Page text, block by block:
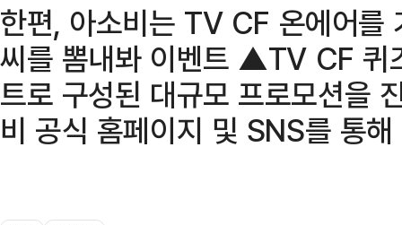
한편, 아소비는 TV CF 온에어
씨를 뽐내봐 이벤트 ▲TV CF
트로 구성된 대규모 프로모션을
비 공식 홈페이지 및 SNS를 통